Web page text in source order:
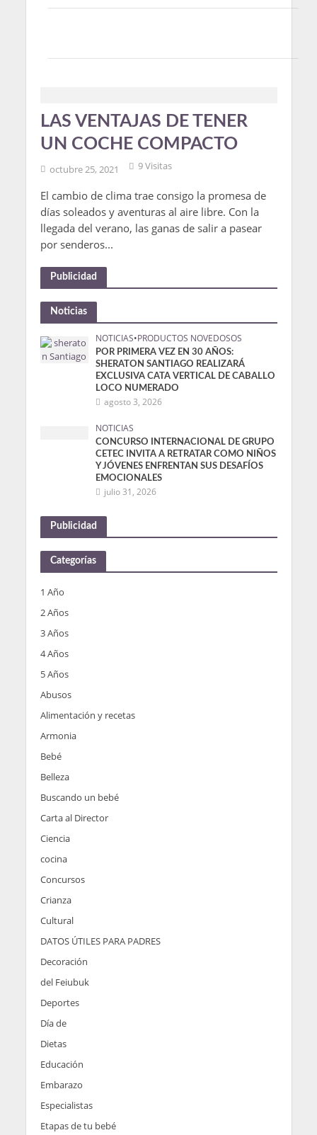
LAS VENTAJAS DE TENER
UN COCHE COMPACTO
octubre 25, 2021 9 Visitas
El cambio de clima trae consigo la promesa de
días soleados y aventuras al aire libre. Con la
llegada del verano, las ganas de salir a pasear
por senderos...
Publicidad
Noticias
NOTICIAS•PRODUCTOS NOVEDOSOS
POR PRIMERA VEZ EN 30 AÑOS:
SHERATON SANTIAGO REALIZARÁ
EXCLUSIVA CATA VERTICAL DE CABALLO
LOCO NUMERADO
agosto 3, 2026
NOTICIAS
CONCURSO INTERNACIONAL DE GRUPO
CETEC INVITA A RETRATAR COMO NIÑOS
Y JÓVENES ENFRENTAN SUS DESAFÍOS
EMOCIONALES
julio 31, 2026
Publicidad
Categorías
1 Año
2 Años
3 Años
4 Años
5 Años
Abusos
Alimentación y recetas
Armonia
Bebé
Belleza
Buscando un bebé
Carta al Director
Ciencia
cocina
Concursos
Crianza
Cultural
DATOS ÚTILES PARA PADRES
Decoración
del Feiubuk
Deportes
Día de
Dietas
Educación
Embarazo
Especialistas
Etapas de tu bebé